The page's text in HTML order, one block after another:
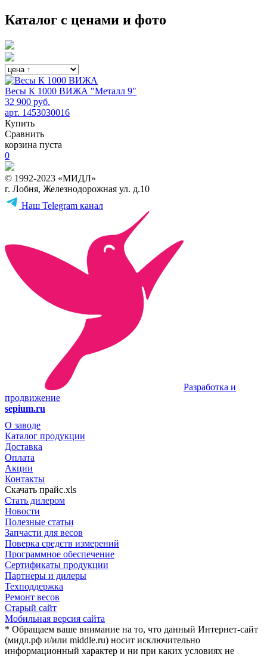
Каталог с ценами и фото
Весы К 1000 ВИЖА "Металл 9"
32 900 руб.
арт. 1453030016
Купить
Сравнить
корзина пуста
0
© 1992-2023 «МИДЛ»
г. Лобня, Железнодорожная ул. д.10
Наш Telegram канал
Разработка и
продвижение
sepium.ru
О заводе
Каталог продукции
Доставка
Оплата
Акции
Контакты
Скачать прайс.xls
Стать дилером
Новости
Полезные статьи
Запчасти для весов
Поверка средств измерений
Программное обеспечение
Сертификаты продукции
Партнеры и дилеры
Техподдержка
Ремонт весов
Старый сайт
Мобильная версия сайта
* Обращаем ваше внимание на то, что данный Интернет-сайт
(мидл.рф и/или middle.ru) носит исключительно
информационный характер и ни при каких условиях не